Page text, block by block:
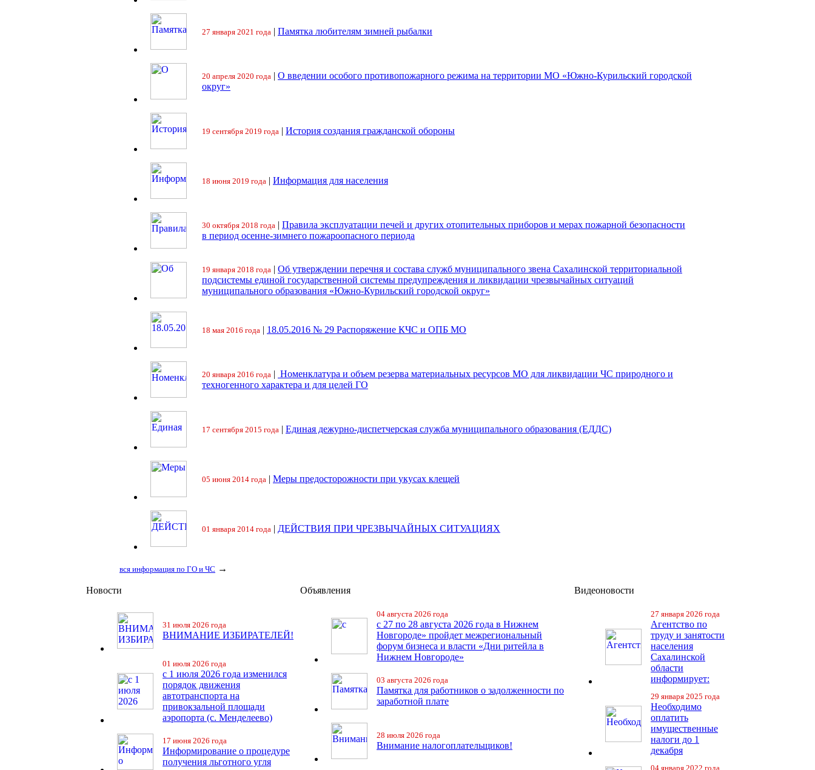
27 января 2021 года | Памятка любителям зимней рыбалки
20 апреля 2020 года | О введении особого противопожарного режима на территории МО «Южно-Курильский городской
округ»
19 сентября 2019 года | История создания гражданской обороны
18 июня 2019 года | Информация для населения
30 октября 2018 года | Правила эксплуатации печей и других отопительных приборов и мерах пожарной безопасности
в период осенне-зимнего пожароопасного периода
19 января 2018 года | Об утверждении перечня и состава служб муниципального звена Сахалинской территориальной
подсистемы единой государственной системы предупреждения и ликвидации чрезвычайных ситуаций
муниципального образования «Южно-Курильский городской округ»
18 мая 2016 года | 18.05.2016 № 29 Распоряжение КЧС и ОПБ МО
20 января 2016 года | Номенклатура и объем резерва материальных ресурсов МО для ликвидации ЧС природного и
техногенного характера и для целей ГО
17 сентября 2015 года | Единая дежурно-диспетчерская служба муниципального образования (ЕДДС)
05 июня 2014 года | Меры предосторожности при укусах клещей
01 января 2014 года | ДЕЙСТВИЯ ПРИ ЧРЕЗВЫЧАЙНЫХ СИТУАЦИЯХ
вся информация по ГО и ЧС →
Новости
31 июля 2026 года
ВНИМАНИЕ ИЗБИРАТЕЛЕЙ!
01 июля 2026 года
с 1 июля 2026 года изменился
порядок движения
автотранспорта на
привокзальной площади
аэропорта (с. Менделеево)
17 июня 2026 года
Информирование о процедуре
получения льготного угля
Объявления
04 августа 2026 года
с 27 по 28 августа 2026 года в Нижнем
Новгороде» пройдет межрегиональный
форум бизнеса и власти «Дни ритейла в
Нижнем Новгороде»
03 августа 2026 года
Памятка для работников о задолженности по
заработной плате
28 июля 2026 года
Внимание налогоплательщиков!
Видеоновости
27 января 2026 года
Агентство по
труду и занятости
населения
Сахалинской
области
информирует:
29 января 2025 года
Необходимо
оплатить
имущественные
налоги до 1
декабря
04 января 2022 года